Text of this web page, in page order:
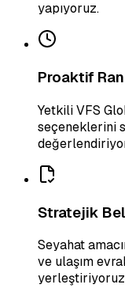
yapıyoruz.
Proaktif
Yetkili VFS
seçeneklerini
Stratejik
Seyahat
ve ulaşım